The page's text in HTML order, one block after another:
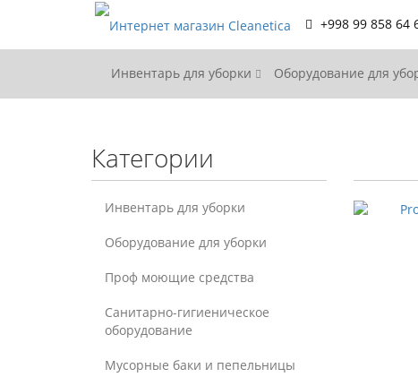
+998 99 858 64
Инвентарь для уборки Оборудование для
Категории
Инвентарь для уборки
Оборудование для уборки
Проф моющие средства
Санитарно-гигиеническое
оборудование
Мусорные баки и пепельницы